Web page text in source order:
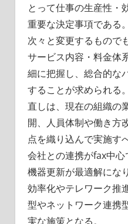
とって仕事の生産性・
重要な決定事項である
次々と変更するもので
サービス内容・料金体
細に把握し、総合的な
することが求められる
直しは、現在の組織の
開、人員体制や働き方
点を織り込んで実施す
会社との連携がfax中
機器更新が最適解にな
効率化やテレワーク推
型やネットワーク連携
実な施策となる。